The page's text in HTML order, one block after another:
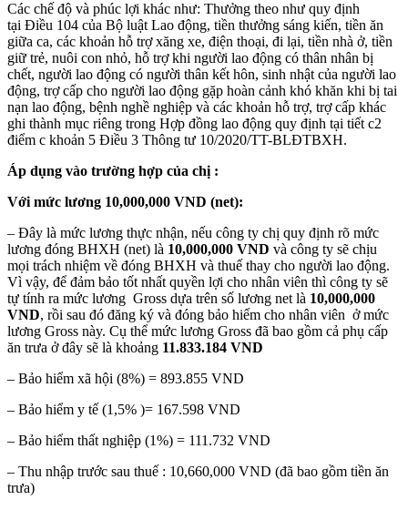
Các chế độ và phúc lợi khác như: Thưởng theo như quy định
tại Điều 104 của Bộ luật Lao động, tiền thưởng sáng kiến, tiền ăn
giữa ca, các khoản hỗ trợ xăng xe, điện thoại, đi lại, tiền nhà ở, tiền
giữ trẻ, nuôi con nhỏ, hỗ trợ khi người lao động có thân nhân bị
chết, người lao động có người thân kết hôn, sinh nhật của người lao
động, trợ cấp cho người lao động gặp hoàn cảnh khó khăn khi bị tai
nạn lao động, bệnh nghề nghiệp và các khoản hỗ trợ, trợ cấp khác
ghi thành mục riêng trong Hợp đồng lao động quy định tại tiết c2
điểm c khoản 5 Điều 3 Thông tư 10/2020/TT-BLĐTBXH.
Áp dụng vào trường hợp của chị :
Với mức lương 10,000,000 VND (net):
– Đây là mức lương thực nhận, nếu công ty chị quy định rõ mức
lương đóng BHXH (net) là 10,000,000 VND và công ty sẽ chịu
mọi trách nhiệm về đóng BHXH và thuế thay cho người lao động.
Vì vậy, để đảm bảo tốt nhất quyền lợi cho nhân viên thì công ty sẽ
tự tính ra mức lương Gross dựa trên số lương net là 10,000,000
VND, rồi sau đó đăng ký và đóng bảo hiểm cho nhân viên ở mức
lương Gross này. Cụ thể mức lương Gross đã bao gồm cả phụ cấp
ăn trưa ở đây sẽ là khoảng 11.833.184 VND
– Bảo hiểm xã hội (8%) = 893.855 VND
– Bảo hiểm y tế (1,5% )= 167.598 VND
– Bảo hiểm thất nghiệp (1%) = 111.732 VND
– Thu nhập trước sau thuế : 10,660,000 VND (đã bao gồm tiền ăn
trưa)